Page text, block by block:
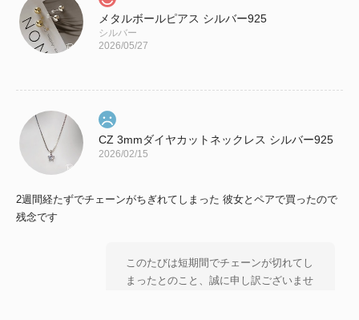
メタルボールピアス シルバー925
シルバー
2026/05/27
CZ 3mmダイヤカットネックレス シルバー925
2026/02/15
2週間経たずでチェーンがちぎれてしまった 彼女とペアで買ったので
残念です
このたびは短期間でチェーンが切れてし
まったとのこと、誠に申し訳ございませ